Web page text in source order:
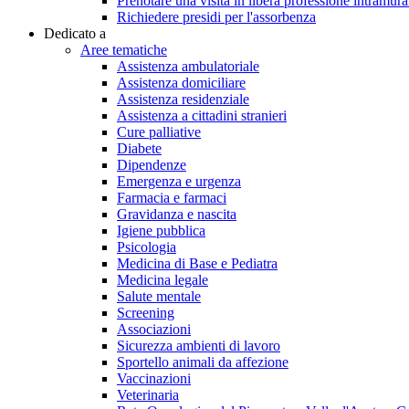
Richiedere presidi per l'assorbenza
Dedicato a
Aree tematiche
Assistenza ambulatoriale
Assistenza domiciliare
Assistenza residenziale
Assistenza a cittadini stranieri
Cure palliative
Diabete
Dipendenze
Emergenza e urgenza
Farmacia e farmaci
Gravidanza e nascita
Igiene pubblica
Psicologia
Medicina di Base e Pediatra
Medicina legale
Salute mentale
Screening
Associazioni
Sicurezza ambienti di lavoro
Sportello animali da affezione
Vaccinazioni
Veterinaria